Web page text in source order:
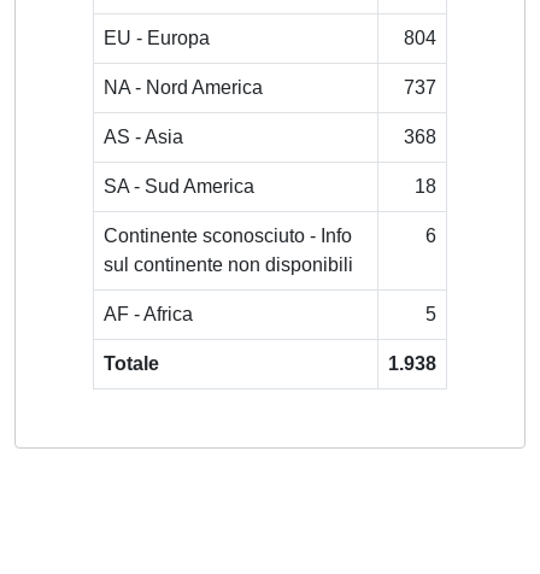
EU - Europa 804
NA - Nord America 737
AS - Asia 368
SA - Sud America 18
Continente sconosciuto - Info
sul continente non disponibili
6
AF - Africa 5
Totale 1.938